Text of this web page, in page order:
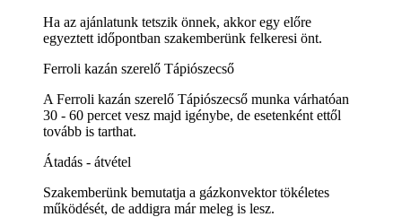
Ha az ajánlatunk tetszik önnek, akkor egy előre
egyeztett időpontban szakemberünk felkeresi önt.
Ferroli kazán szerelő Tápiószecső
A Ferroli kazán szerelő Tápiószecső munka várhatóan
30 - 60 percet vesz majd igénybe, de esetenként ettől
tovább is tarthat.
Átadás - átvétel
Szakemberünk bemutatja a gázkonvektor tökéletes
működését, de addigra már meleg is lesz.